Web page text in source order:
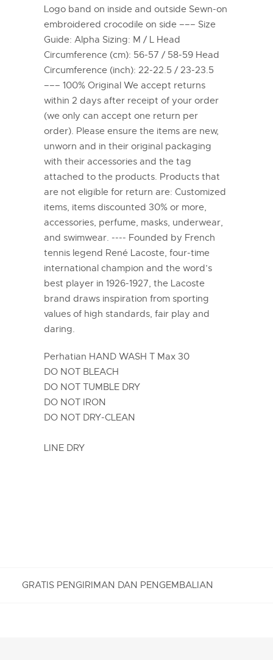
Logo band on inside and outside Sewn-on
embroidered crocodile on side ––– Size
Guide: Alpha Sizing: M / L Head
Circumference (cm): 56-57 / 58-59 Head
Circumference (inch): 22-22.5 / 23-23.5
––– 100% Original We accept returns
within 2 days after receipt of your order
(we only can accept one return per
order). Please ensure the items are new,
unworn and in their original packaging
with their accessories and the tag
attached to the products. Products that
are not eligible for return are: Customized
items, items discounted 30% or more,
accessories, perfume, masks, underwear,
and swimwear. ---- Founded by French
tennis legend René Lacoste, four-time
international champion and the word’s
best player in 1926-1927, the Lacoste
brand draws inspiration from sporting
values of high standards, fair play and
daring.
Perhatian HAND WASH T Max 30
DO NOT BLEACH
DO NOT TUMBLE DRY
DO NOT IRON
DO NOT DRY-CLEAN
LINE DRY
GRATIS PENGIRIMAN DAN PENGEMBALIAN